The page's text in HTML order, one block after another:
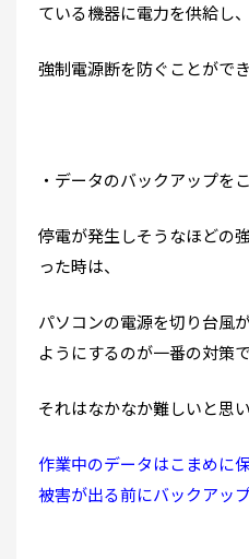
ている機器に電力を供給し、
強制電源断を防ぐことができ
・データのバックアップを
停電が発生しそうなほどの
った時は、
パソコンの電源を切り台風
ようにするのが一番の対策で
それはなかなか難しいと思い
作業中のデータはこまめに
被害が出る前にバックアッ